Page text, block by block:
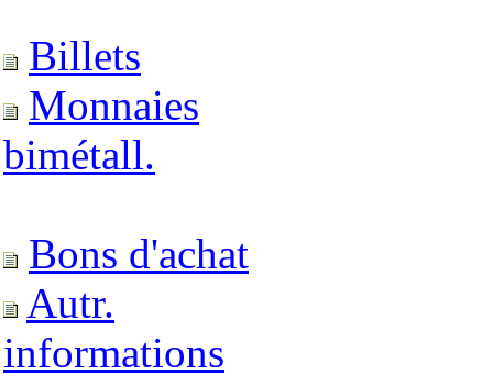
Billets
Monnaies
bimétall.
Bons d'achat
Autr.
informations